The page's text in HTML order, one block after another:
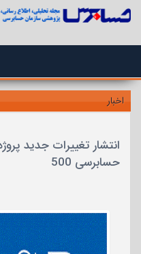
اخبار
انتشار تغییرات جدید
حسابرسی 500